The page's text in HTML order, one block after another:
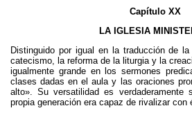
o
o
k
e
r
Capítulo XX
LA IGLESIA
Distinguido por igual en la traducción de
catecismo, la reforma de la liturgia y la
igualmente grande en los sermones
clases dadas en el aula y las oraciones
alto». Su versatilidad es verdaderamente
propia generación era capaz de rivalizar con